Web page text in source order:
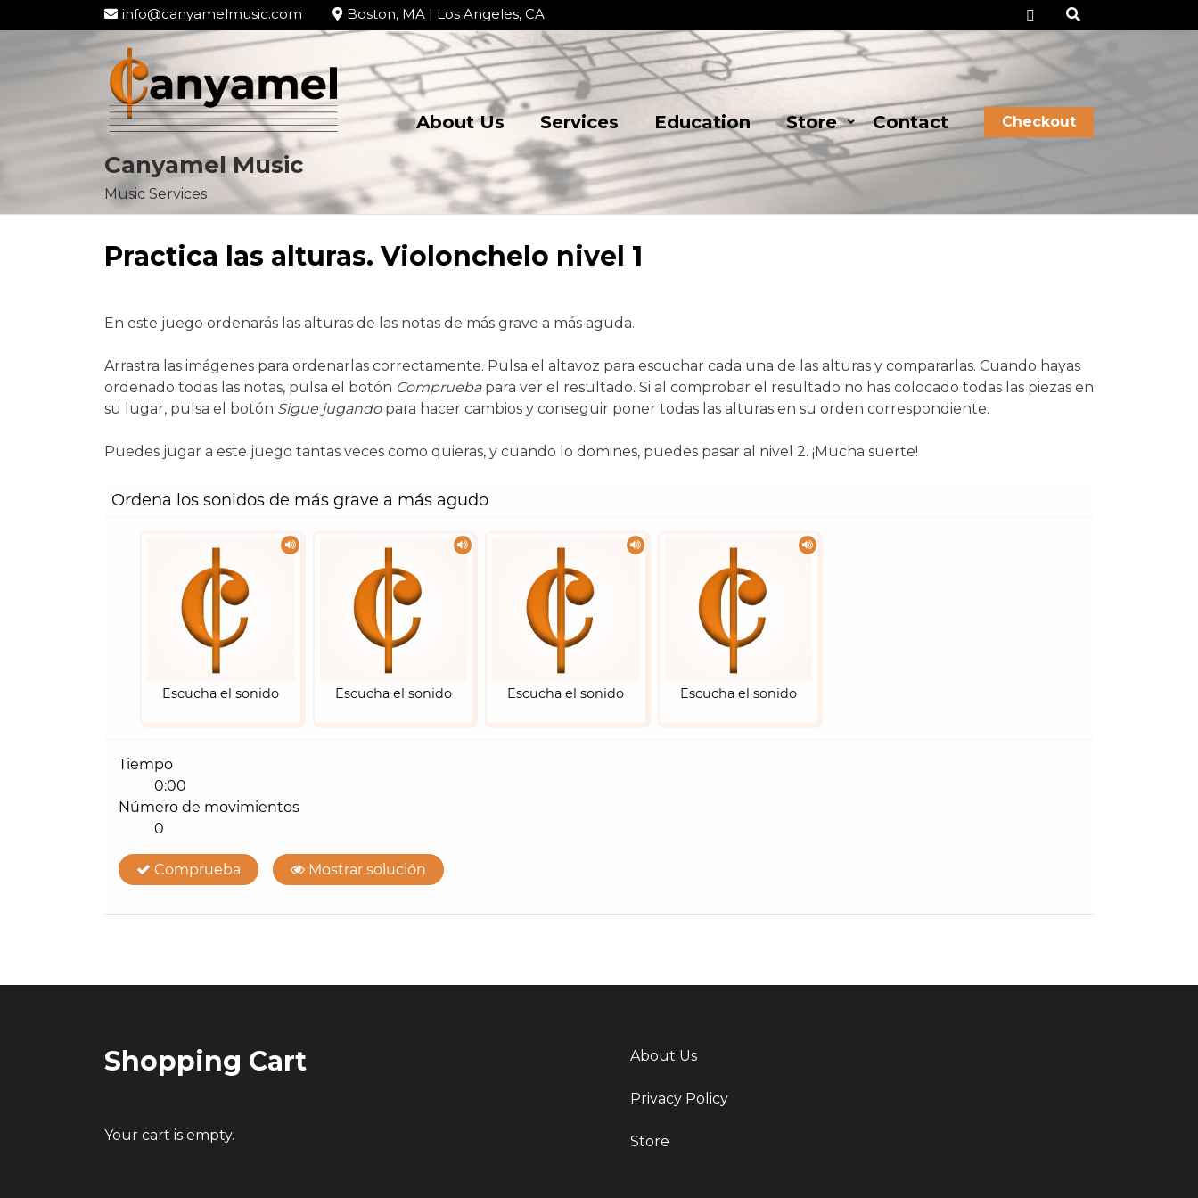
info@canyamelmusic.com Boston, MA | Los Angeles, CA Checkout
Canyamel Music
Music Services
Checkout
About Us Services Education Store Contact
Practica las alturas. Violonchelo nivel 1
En este juego ordenarás las alturas de las notas de más grave a más aguda.
Arrastra las imágenes para ordenarlas correctamente. Pulsa el altavoz para escuchar cada una de las alturas y compararlas. Cuando hayas
ordenado todas las notas, pulsa el botón Compruebapara ver el resultado. Si al comprobar el resultado no has colocado todas las piezas en
su lugar, pulsa el botón Sigue jugandopara hacer cambios y conseguir poner todas las alturas en su orden correspondiente.
Puedes jugar a este juego tantas veces como quieras, y cuando lo domines, puedes pasar al nivel 2. ¡Mucha suerte!
navigation
Shopping Cart
Your cart is empty.
About Us
Privacy Policy
Store